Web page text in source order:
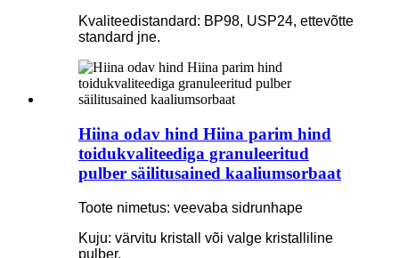
Kvaliteedistandard: BP98, USP24, ettevõtte
standard jne.
Hiina odav hind Hiina parim hind
toidukvaliteediga granuleeritud
pulber säilitusained kaaliumsorbaat
Toote nimetus: veevaba sidrunhape
Kuju: värvitu kristall või valge kristalliline
pulber.